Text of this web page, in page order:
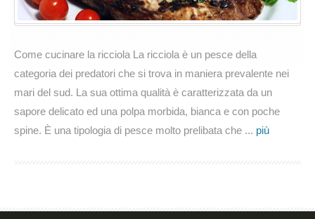
Come cucinare la ricciola La ricciola è un pesce della
categoria dei predatori che si trova in maniera prevalente nei
mari del sud. La sua ottima qualità è caratterizzata da un
sapore delicato ed una polpa morbida, bianca e con poche
spine. È una tipologia di pesce molto prelibata che ... più